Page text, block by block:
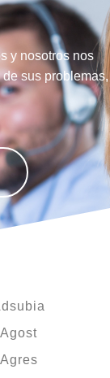
y nosotros nos
sus problemas,